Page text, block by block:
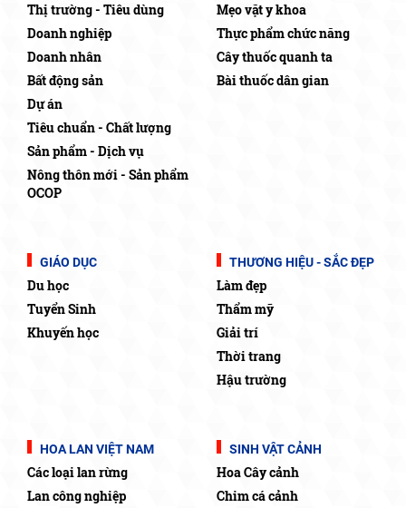
Thị trường - Tiêu dùng
Doanh nghiệp
Doanh nhân
Bất động sản
Dự án
Tiêu chuẩn - Chất lượng
Sản phẩm - Dịch vụ
Nông thôn mới - Sản phẩm
OCOP
Mẹo vặt y khoa
Thực phẩm chức năng
Cây thuốc quanh ta
Bài thuốc dân gian
GIÁO DỤC
Du học
Tuyển Sinh
Khuyến học
THƯƠNG HIỆU - SẮC ĐẸP
Làm đẹp
Thẩm mỹ
Giải trí
Thời trang
Hậu trường
HOA LAN VIỆT NAM
Các loại lan rừng
Lan công nghiệp
SINH VẬT CẢNH
Hoa Cây cảnh
Chim cá cảnh